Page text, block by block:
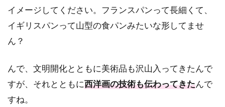
イメージしてください。フランスパンって長細くて、
イギリスパンって山型の食パンみたいな形してませ
ん？
んで、文明開化とともに美術品も沢山入ってきたんで
すが、それとともに西洋画の技術も伝わってきたんで
すね。